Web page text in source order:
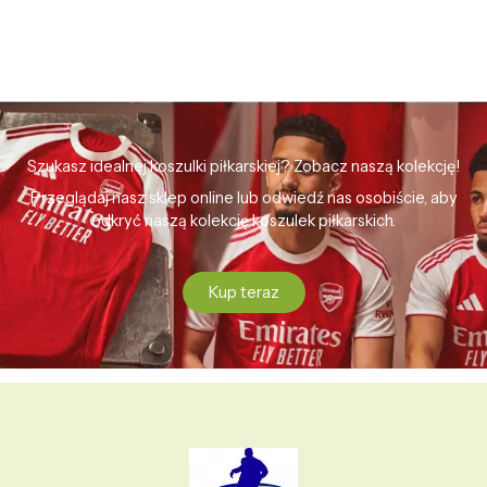
Szukasz idealnej koszulki piłkarskiej? Zobacz naszą kolekcję!
Przeglądaj nasz sklep online lub odwiedź nas osobiście, aby
odkryć naszą kolekcję koszulek piłkarskich.
Kup teraz